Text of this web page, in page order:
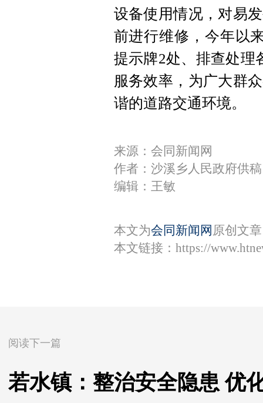
设备使用情况，对易
前进行维修，今年以
提示牌2处、排查处理
服务效率，为广大群
谐的道路交通环境。
来源：会同新闻网
作者：沙溪乡人民政府供稿
编辑：王敏
本文为会同新闻网 原创文
本文链接： https://
阅读下一篇
若水镇：整治安全隐患 优